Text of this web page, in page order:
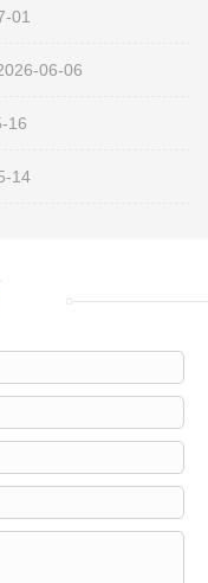
01
06-06
16
14